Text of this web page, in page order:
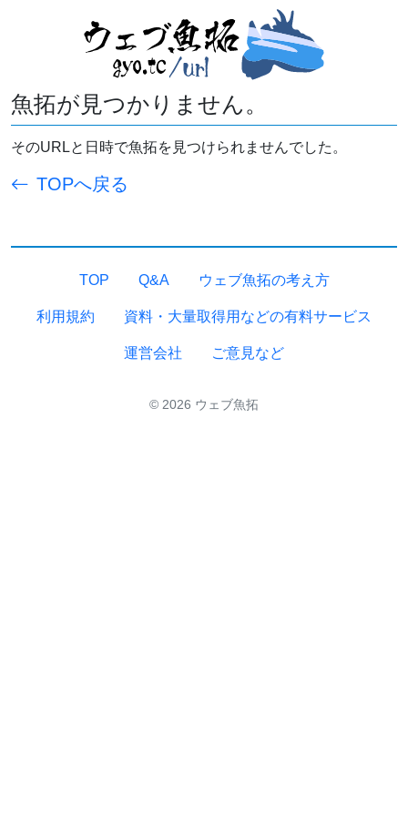
魚拓が見つかりません。
そのURLと日時で魚拓を見つけられませんでした。
TOPへ戻る
TOP Q&A ウェブ魚拓の考え方
利用規約 資料・大量取得用などの有料サービス
運営会社 ご意見など
© 2026 ウェブ魚拓